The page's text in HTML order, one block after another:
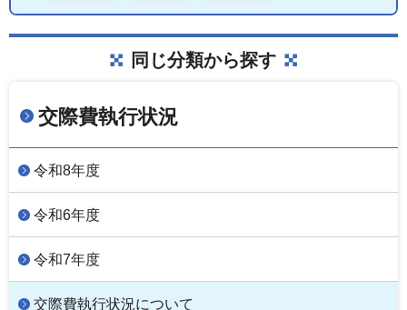
同じ分類から探す
交際費執行状況
令和8年度
令和6年度
令和7年度
交際費執行状況について